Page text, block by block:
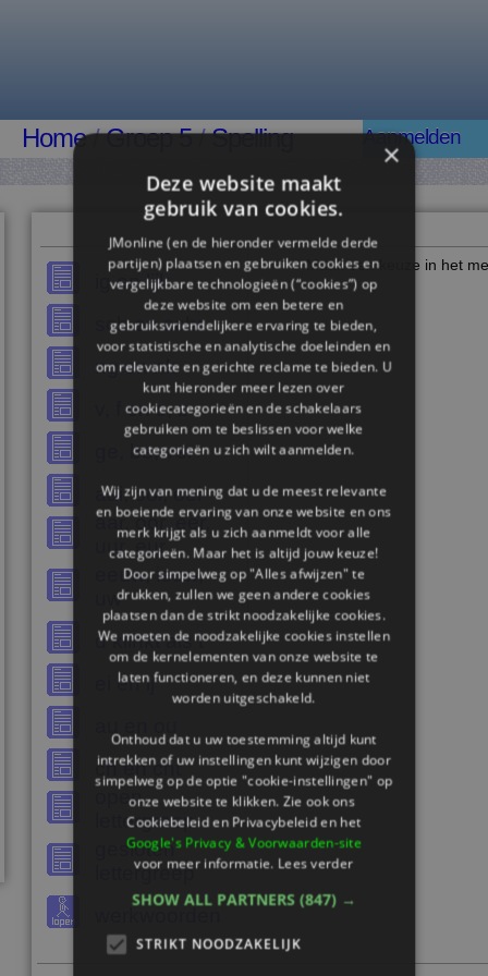
Home/Groep 5/Spelling Aanmelden
ig en lijk
sch en schr
ng en nk
v, f en s, z
ge, be, ver
aai, ooi, oei
aar, oor, eer,
uur, eur
eeuw, ieuw,
uw
d klinkt als t
ei en ij
ch en cht
open
lettergreep
gesloten
lettergreep
Maak een keuze in het
×
Deze website maakt
gebruik van cookies.
JMonline (en de hieronder vermelde derde
partijen) plaatsen en gebruiken cookies en
vergelijkbare technologieën (“cookies”) op
deze website om een ​​betere en
gebruiksvriendelijkere ervaring te bieden,
voor statistische en analytische doeleinden en
om relevante en gerichte reclame te bieden. U
kunt hieronder meer lezen over
cookiecategorieën en de schakelaars
gebruiken om te beslissen voor welke
categorieën u zich wilt aanmelden.
Wij zijn van mening dat u de meest relevante
en boeiende ervaring van onze website en ons
merk krijgt als u zich aanmeldt voor alle
categorieën. Maar het is altijd jouw keuze!
Door simpelweg op "Alles afwijzen" te
drukken, zullen we geen andere cookies
plaatsen dan de strikt noodzakelijke cookies.
We moeten de noodzakelijke cookies instellen
om de kernelementen van onze website te
laten functioneren, en deze kunnen niet
worden uitgeschakeld.
Onthoud dat u uw toestemming altijd kunt
intrekken of uw instellingen kunt wijzigen door
simpelweg op de optie "cookie-instellingen" op
onze website te klikken. Zie ook ons ​​
Cookiebeleid en Privacybeleid en het
Google's Privacy & Voorwaarden-site
voor meer informatie.Lees verder
SHOW ALL PARTNERS (847) →
STRIKT NOODZAKELIJK